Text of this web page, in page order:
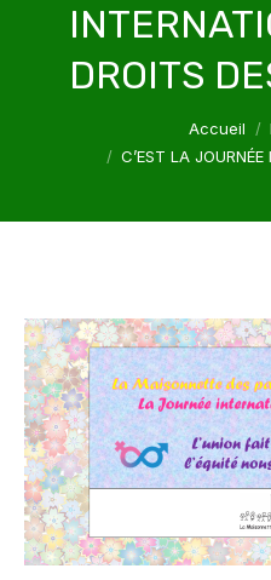
DROITS
Accueil
C’EST LA